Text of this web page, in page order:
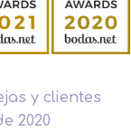
y clientes
2020